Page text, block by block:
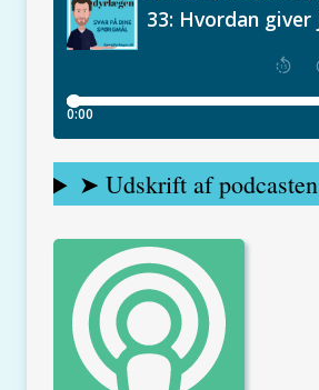
➤ Udskrift af podcasten